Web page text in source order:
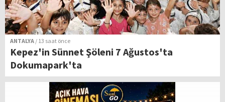
ANTALYA / 13 saat önce
Kepez'in Sünnet Şöleni 7 Ağustos'ta
Dokumapark'ta